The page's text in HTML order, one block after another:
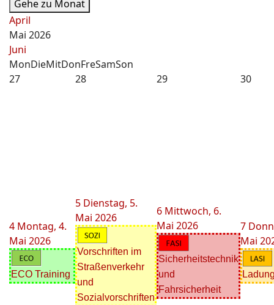
Gehe zu Monat
April
Mai 2026
Juni
MonDieMitDonFreSamSon
27
28 29 30
4 Montag, 4.
Mai 2026
ECO Training
5 Dienstag, 5.
Mai 2026
Vorschriften im
Straßenverkehr
und
Sozialvorschriften
6 Mittwoch, 6.
Mai 2026
Sicherheitstechnik
und
Fahrsicherheit
7
Mai